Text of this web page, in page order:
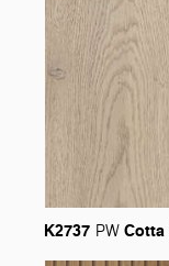
K2737 PW Cotta